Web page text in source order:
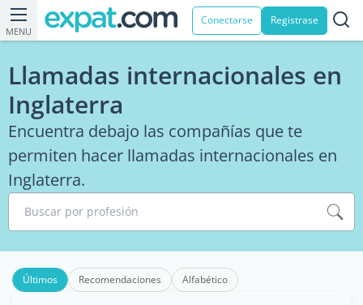
MENU
Conectarse Registrase
Llamadas internacionales en
Inglaterra
Encuentra debajo las compañías que te
permiten hacer llamadas internacionales en
Inglaterra.
Buscar por profesión
Últimos Recomendaciones Alfabético